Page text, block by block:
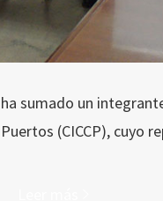
sumado un
(CICCP), cuyo